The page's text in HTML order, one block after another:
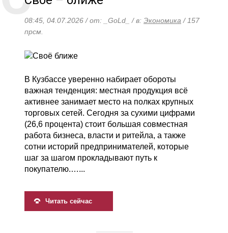
08:45, 04.07.2026 / от: _GoLd_ / в: Экономика / 157
прсм.
В Кузбассе уверенно набирает обороты
важная тенденция: местная продукция всё
активнее занимает место на полках крупных
торговых сетей. Сегодня за сухими цифрами
(26,6 процента) стоит большая совместная
работа бизнеса, власти и ритейла, а также
сотни историй предпринимателей, которые
шаг за шагом прокладывают путь к
покупателю.…...
Читать сейчас